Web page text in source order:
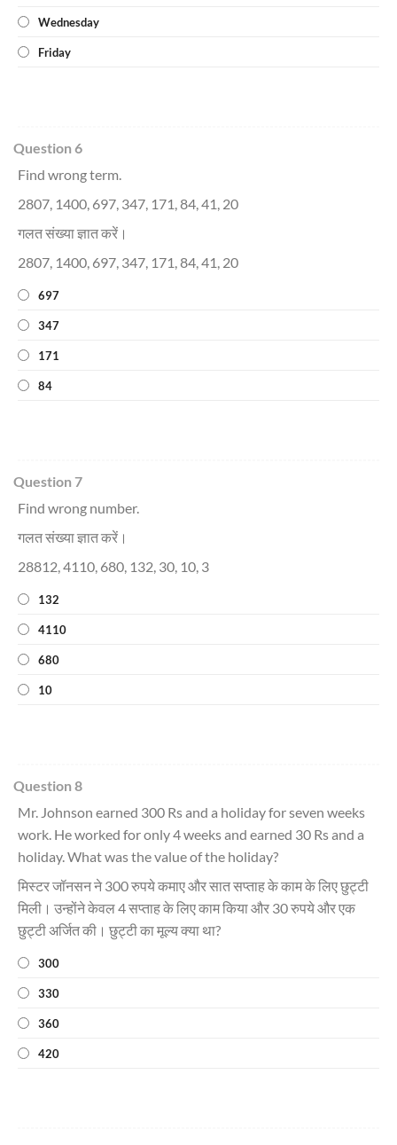
Wednesday
Friday
Question 6
Find wrong term.
2807, 1400, 697, 347, 171, 84, 41, 20
गलत संख्या ज्ञात करें।
2807, 1400, 697, 347, 171, 84, 41, 20
697
347
171
84
Question 7
Find wrong number.
गलत संख्या ज्ञात करें।
28812, 4110, 680, 132, 30, 10, 3
132
4110
680
10
Question 8
Mr. Johnson earned 300 Rs and a holiday for seven weeks
work. He worked for only 4 weeks and earned 30 Rs and a
holiday. What was the value of the holiday?
मिस्टर जॉनसन ने 300 रुपये कमाए और सात सप्ताह के काम के लिए छुट्टी
मिली। उन्होंने केवल 4 सप्ताह के लिए काम किया और 30 रुपये और एक
छुट्टी अर्जित की। छुट्टी का मूल्य क्या था?
300
330
360
420